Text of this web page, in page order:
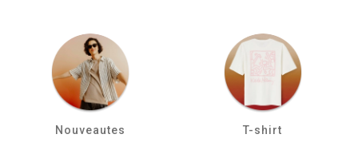
Nouveautes T-shirt